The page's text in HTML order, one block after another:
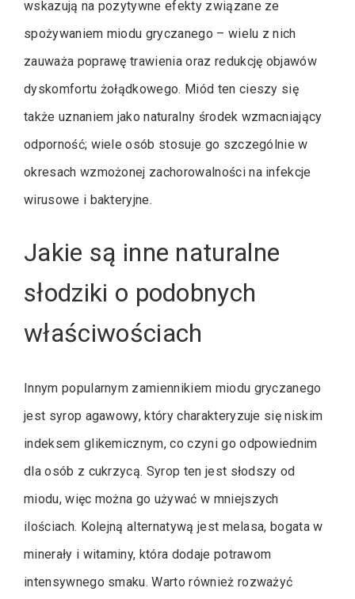
wskazują na pozytywne efekty związane ze
spożywaniem miodu gryczanego – wielu z nich
zauważa poprawę trawienia oraz redukcję objawów
dyskomfortu żołądkowego. Miód ten cieszy się
także uznaniem jako naturalny środek wzmacniający
odporność; wiele osób stosuje go szczególnie w
okresach wzmożonej zachorowalności na infekcje
wirusowe i bakteryjne.
Jakie są inne naturalne
słodziki o podobnych
właściwościach
Innym popularnym zamiennikiem miodu gryczanego
jest syrop agawowy, który charakteryzuje się niskim
indeksem glikemicznym, co czyni go odpowiednim
dla osób z cukrzycą. Syrop ten jest słodszy od
miodu, więc można go używać w mniejszych
ilościach. Kolejną alternatywą jest melasa, bogata w
minerały i witaminy, która dodaje potrawom
intensywnego smaku. Warto również rozważyć